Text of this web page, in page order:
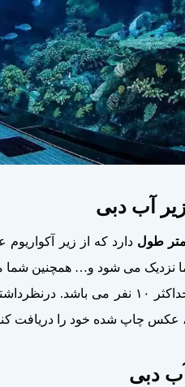
زیر آب دبی
متر طول دارد که از زیر
۲۰ دقیقه با ظرفیت حداکثر
عکس چاپ شده خود را دریافت
دبی